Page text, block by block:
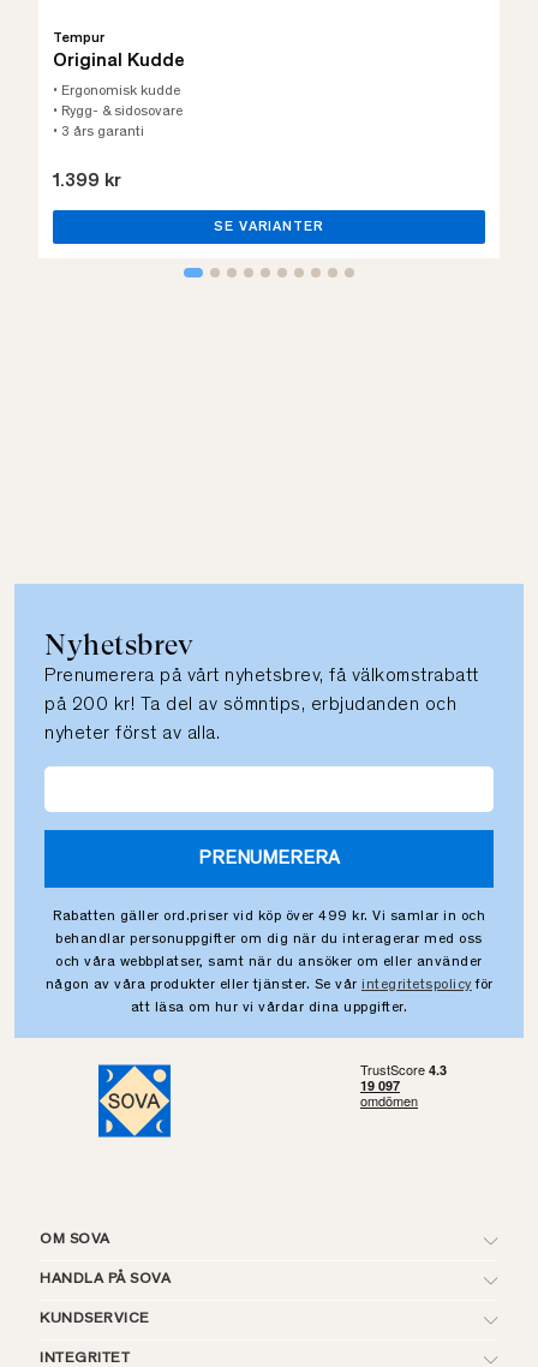
Tempur
Original Kudde
• Ergonomisk kudde
• Rygg- & sidosovare
• 3 års garanti
1.399 kr
SE VARIANTER
Nyhetsbrev
Prenumerera på vårt nyhetsbrev, få välkomstrabatt
på 200 kr! Ta del av sömntips, erbjudanden och
nyheter först av alla.
PRENUMERERA
Rabatten gäller ord.priser vid köp över 499 kr. Vi samlar in och
behandlar personuppgifter om dig när du interagerar med oss
och våra webbplatser, samt när du ansöker om eller använder
någon av våra produkter eller tjänster. Se vår integritetspolicy för
att läsa om hur vi vårdar dina uppgifter.
OM SOVA
HANDLA PÅ SOVA
KUNDSERVICE
INTEGRITET